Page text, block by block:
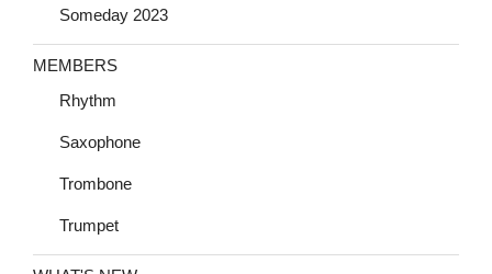
Someday 2023
MEMBERS
Rhythm
Saxophone
Trombone
Trumpet